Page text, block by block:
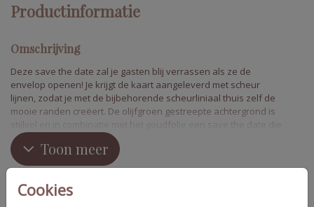
Cookies
Productinformatie
Omschrijving
Deze save the date zal je gasten blij verrassen als ze de
envelop openen! Je krijgt de kaart aangeleverd met scheur
lijnen, zodat je met de bijbehorende scheurliniaal thuis zelf de
mooie randen creëert. De olijfgroen gestreepte achtergrond is
stijlvol en in combinatie met het goudfolie een save the date die
klasse uitstraalt. Wil je een complete trouw huisstijl bij deze save
the date? Check dan alle onderdelen van deze serie La dolce
vita, gemaakt voor Laketa en Monte!
Toon meer
Collectie